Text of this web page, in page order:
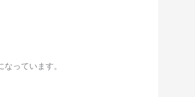
っています。